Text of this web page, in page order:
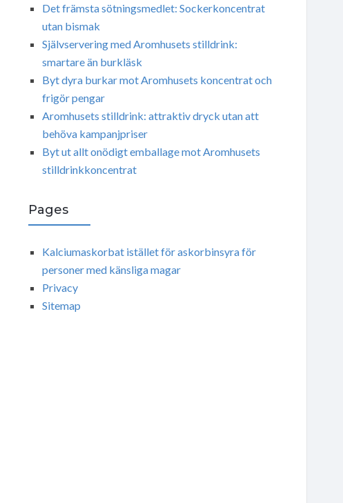
Det främsta sötningsmedlet: Sockerkoncentrat
utan bismak
Självservering med Aromhusets stilldrink:
smartare än burkläsk
Byt dyra burkar mot Aromhusets koncentrat och
frigör pengar
Aromhusets stilldrink: attraktiv dryck utan att
behöva kampanjpriser
Byt ut allt onödigt emballage mot Aromhusets
stilldrinkkoncentrat
Pages
Kalciumaskorbat istället för askorbinsyra för
personer med känsliga magar
Privacy
Sitemap